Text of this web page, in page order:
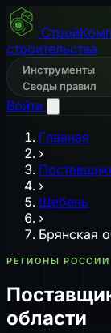
строительства
Инструменты
Своды правил
Войти
Главная
›
›
Щебень
›
Брянская
РЕГИОНЫ РОССИИ
области